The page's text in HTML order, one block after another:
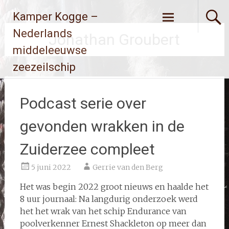
naarKamper Kogge –
Nederlands
middeleeuwse
zeezeilschip
Jonathan Groubert
Podcast serie over
gevonden wrakken in de
Zuiderzee compleet
5 juni 2022 Gerrie van den Berg
Het was begin 2022 groot nieuws en haalde het
8 uur journaal: Na langdurig onderzoek werd
het het wrak van het schip Endurance van
poolverkenner Ernest Shackleton op meer dan